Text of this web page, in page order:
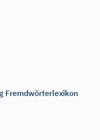
Fremdwörterlexikon